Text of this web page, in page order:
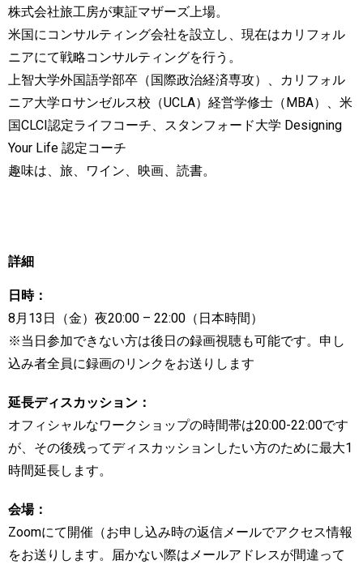
株式会社旅工房が東証マザーズ上場。
米国にコンサルティング会社を設立し、現在はカリフォル
ニアにて戦略コンサルティングを行う。
上智大学外国語学部卒（国際政治経済専攻）、カリフォル
ニア大学ロサンゼルス校（UCLA）経営学修士（MBA）、米
国CLCI認定ライフコーチ、スタンフォード大学 Designing
Your Life 認定コーチ
趣味は、旅、ワイン、映画、読書。
詳細
日時：
8月13日（金）夜20:00 – 22:00（日本時間）
※当日参加できない方は後日の録画視聴も可能です。申し
込み者全員に録画のリンクをお送りします
延長ディスカッション：
オフィシャルなワークショップの時間帯は20:00-22:00です
が、その後残ってディスカッションしたい方のために最大1
時間延長します。
会場：
Zoomにて開催（お申し込み時の返信メールでアクセス情報
をお送りします。届かない際はメールアドレスが間違って